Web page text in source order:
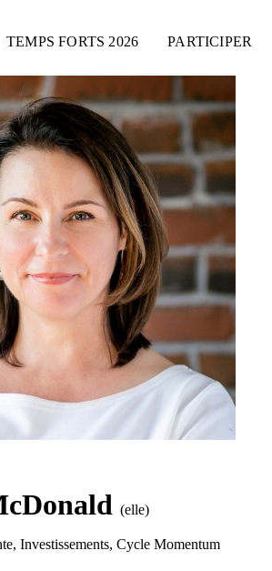
TEMPS FORTS 2026 PARTICIPER
(elle)
Investissements, Cycle Momentum